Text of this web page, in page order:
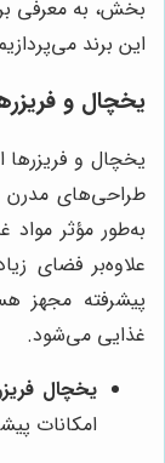
بخش، به معرفی
این برند
یخچال و
یخچال و فریزرها
طراحی‌های مدرن
به‌طور مؤثر مواد
علاوه‌بر فضای
پیشرفته مجهز
غذایی می‌شود.
یخچال
امکانات